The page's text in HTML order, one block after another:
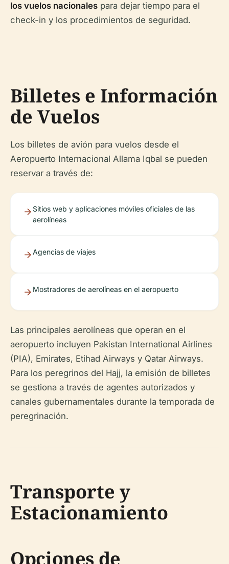
los vuelos nacionales para dejar tiempo para el
check-in y los procedimientos de seguridad.
Billetes e Información
de Vuelos
Los billetes de avión para vuelos desde el
Aeropuerto Internacional Allama Iqbal se pueden
reservar a través de:
Sitios web y aplicaciones móviles oficiales de las
aerolíneas
Agencias de viajes
Mostradores de aerolíneas en el aeropuerto
Las principales aerolíneas que operan en el
aeropuerto incluyen Pakistan International Airlines
(PIA), Emirates, Etihad Airways y Qatar Airways.
Para los peregrinos del Hajj, la emisión de billetes
se gestiona a través de agentes autorizados y
canales gubernamentales durante la temporada de
peregrinación.
Transporte y
Estacionamiento
Opciones de